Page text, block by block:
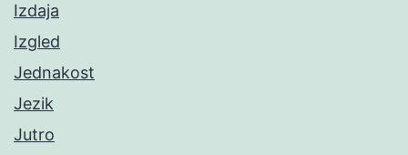
Izdaja
Izgled
Jednakost
Jezik
Jutro